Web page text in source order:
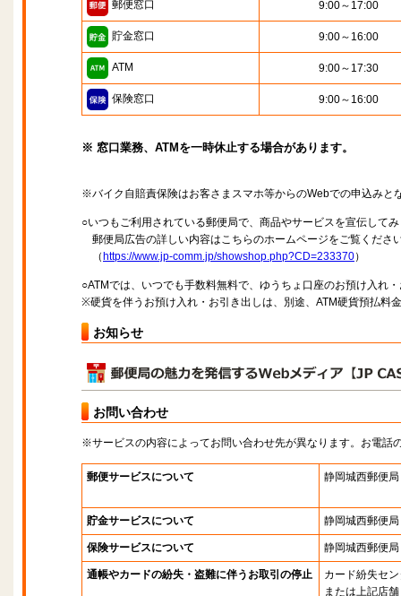
郵便窓口 9:00～17:00
貯金窓口 9:00～16:00
ATM 9:00～17:30
保険窓口 9:00～16:00
※ 窓口業務、ATMを一時休止する場合があります。
※バイク自賠責保険はお客さまスマホ等からのWebでの申込みと
○いつもご利用されている郵便局で、商品やサービスを宣伝して
郵便局広告の詳しい内容はこちらのホームページをご覧くださ
（ https://www.jp-comm.jp/showshop.php?CD=233370）
○ATMでは、いつでも手数料無料で、ゆうちょ口座のお預け入れ
※硬貨を伴うお預け入れ・お引き出しは、別途、ATM硬貨預払料
お知らせ
お問い合わせ
※サービスの内容によってお問い合わせ先が異なります。お電話
郵便サービスについて 静岡城西郵便局
貯金サービスについて 静岡城西郵便局
保険サービスについて 静岡城西郵便局
通帳やカードの紛失・盗難に伴うお取引の停止
カード紛失セ
または上記店舗